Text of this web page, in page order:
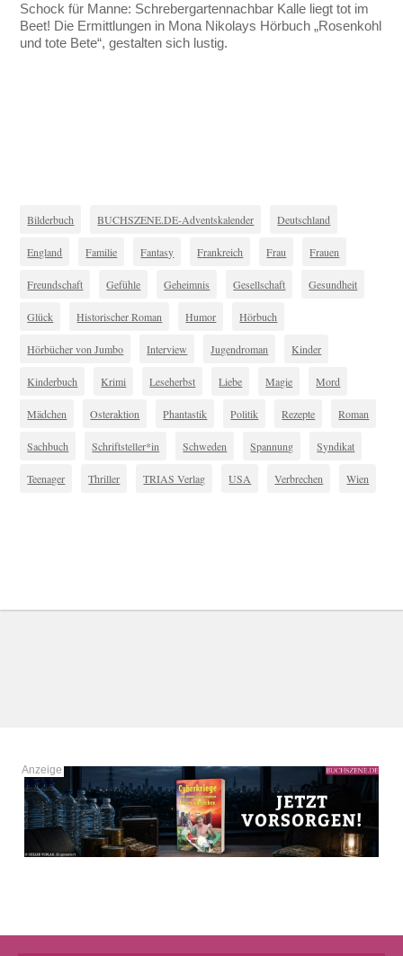
Schock für Manne: Schrebergartennachbar Kalle liegt tot im
Beet! Die Ermittlungen in Mona Nikolays Hörbuch „Rosenkohl
und tote Bete“, gestalten sich lustig.
Bilderbuch BUCHSZENE.DE-Adventskalender Deutschland
England Familie Fantasy Frankreich Frau Frauen
Freundschaft Gefühle Geheimnis Gesellschaft Gesundheit
Glück Historischer Roman Humor Hörbuch
Hörbücher von Jumbo Interview Jugendroman Kinder
Kinderbuch Krimi Leseherbst Liebe Magie Mord
Mädchen Osteraktion Phantastik Politik Rezepte Roman
Sachbuch Schriftsteller*in Schweden Spannung Syndikat
Teenager Thriller TRIAS Verlag USA Verbrechen Wien